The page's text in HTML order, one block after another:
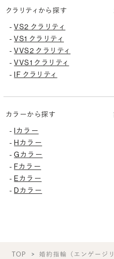
クラリティから探す
-VS2 クラリティ
-VS1 クラリティ
-VVS2 クラリティ
-VVS1 クラリティ
- IF クラリティ
カラーから探す
- Iカラー
- Hカラー
-Gカラー
- Fカラー
- Eカラー
- Dカラー
TOP 婚約指輪（エンゲージ